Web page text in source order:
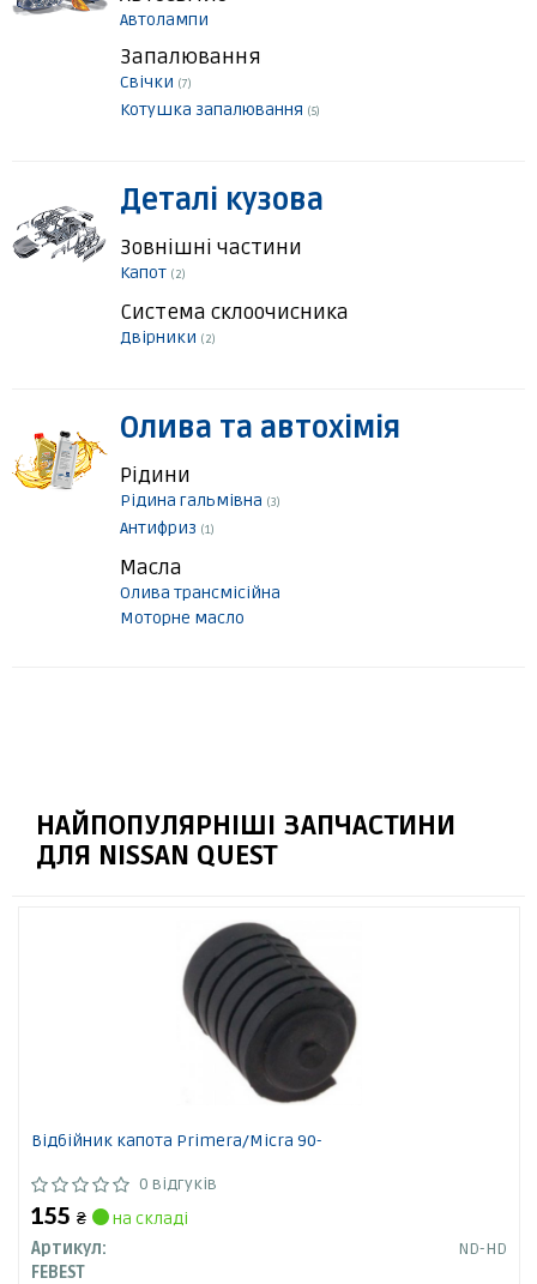
Автолампи
Запалювання
Свічки (7)
Котушка запалювання (5)
Деталі кузова
Зовнішні частини
Капот (2)
Система склоочисника
Двірники (2)
Олива та автохімія
Рідини
Рідина гальмівна (3)
Антифриз (1)
Масла
Олива трансмісійна
Моторне масло
НАЙПОПУЛЯРНІШІ ЗАПЧАСТИНИ
ДЛЯ NISSAN QUEST
Відбійник капота Primera/Micra 90-
0 відгуків
155 ₴
на складі
Артикул:
ND-HD
FEBEST